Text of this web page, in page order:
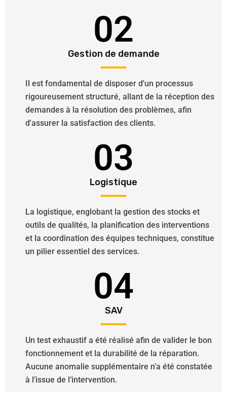
02
Gestion de demande
Il est fondamental de disposer d'un processus
rigoureusement structuré, allant de la réception des
demandes à la résolution des problèmes, afin
d'assurer la satisfaction des clients.
03
Logistique
La logistique, englobant la gestion des stocks et
outils de qualités, la planification des interventions
et la coordination des équipes techniques, constitue
un pilier essentiel des services.
04
SAV
Un test exhaustif a été réalisé afin de valider le bon
fonctionnement et la durabilité de la réparation.
Aucune anomalie supplémentaire n’a été constatée
à l’issue de l’intervention.